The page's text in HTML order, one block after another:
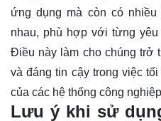
ứng dụng mà còn có
nhau, phù hợp với từng
Điều này làm cho chúng trở
và đáng tin cậy trong việc
của các hệ thống công
Lưu ý khi sử